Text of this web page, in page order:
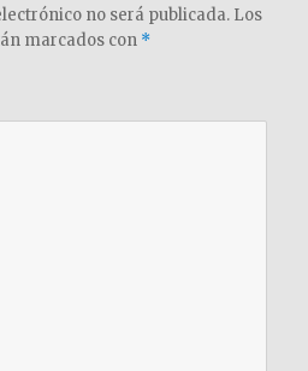
no será publicada. Los
marcados con *